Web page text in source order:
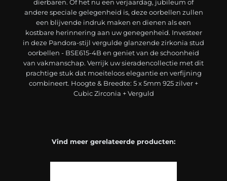
dierbaren. Of het nu een verjaardag, jubileum of
andere speciale gelegenheid is, deze oorbellen zullen
een blijvende indruk maken en dienen als een
kostbare herinnering aan uw genegenheid. Investeer
in deze Pandora-stijl vergulde glanzende zirkonia stud
oorbellen - BSE615-4B en geniet van de schoonheid
van vakmanschap. Verrijk uw sieradencollectie met dit
prachtige stuk dat moeiteloos elegantie en verfijning
combineert. Hoogte & Breedte: 5 x 5mm 925 zilver +
Cubic Zirconia + Verguld
Vind meer gerelateerde producten: